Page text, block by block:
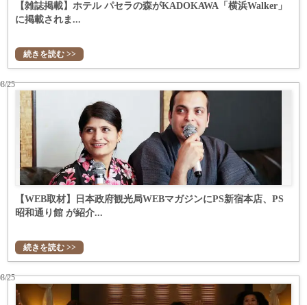
【雑誌掲載】ホテル パセラの森がKADOKAWA「横浜Walker」
に掲載されま...
続きを読む >>
【WEB取材】日本政府観光局WEBマガジンにPS新宿本店、PS
昭和通り館 が紹介...
25
続きを読む >>
25